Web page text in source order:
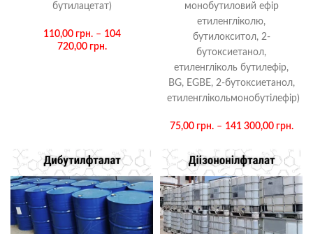
бутилацетат)
110,00 грн.– 104
720,00 грн.
монобутиловий ефір
етиленгліколю,
бутилокситол, 2-
бутоксиетанол,
етиленгліколь бутилефір,
BG, EGBE, 2-бутоксиетанол,
етиленглікольмонобутілефір)
75,00 грн.– 141 300,00 грн.